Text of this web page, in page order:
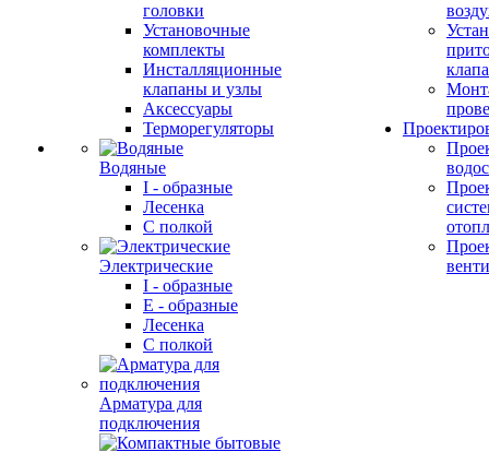
головки
Установочные
комплекты
Инсталляционные
клапаны и узлы
Аксессуары
Терморегуляторы
Водяные
I - образные
Лесенка
С полкой
Электрические
I - образные
E - образные
Лесенка
С полкой
Арматура для
подключения